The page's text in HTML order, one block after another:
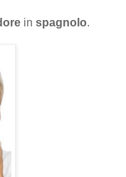
in spagnolo.